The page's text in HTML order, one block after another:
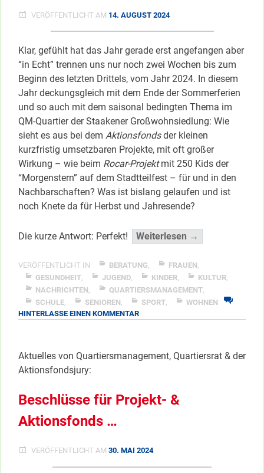
VERÖFFENTLICHT AM 14. AUGUST 2024
Klar, gefühlt hat das Jahr gerade erst angefangen aber
“in Echt” trennen uns nur noch zwei Wochen bis zum
Beginn des letzten Drittels, vom Jahr 2024. In diesem
Jahr deckungsgleich mit dem Ende der Sommerferien
und so auch mit dem saisonal bedingten Thema im
QM-Quartier der Staakener Großwohnsiedlung: Wie
sieht es aus bei dem Aktionsfondsder kleinen
kurzfristig umsetzbaren Projekte, mit oft großer
Wirkung – wie beim Rocar-Projektmit 250 Kids der
“Morgenstern” auf dem Stadtteilfest – für und in den
Nachbarschaften? Was ist bislang gelaufen und ist
noch Knete da für Herbst und Jahresende?
Die kurze Antwort: Perfekt! Weiterlesen →
Aktionsfonds
2024”
</span
VERÖFFENTLICHT IN BERATUNG, FRAUEN,
GESUNDHEIT, JUGEND, KINDER, KULTUR,
NACHRICHTEN, QUARTIERSMANAGEMENT,
SCHULE, SENIOREN, SPORT,
WOHNEN
HINTERLASSE EINEN KOMMENTARZU
AKTIONSFONDS
Aktuelles von Quartiersmanagement, Quartiersrat & der
Aktionsfondsjury:
Beschlüsse für Projekt- &
Aktionsfonds …
VERÖFFENTLICHT AM 30. MAI 2024